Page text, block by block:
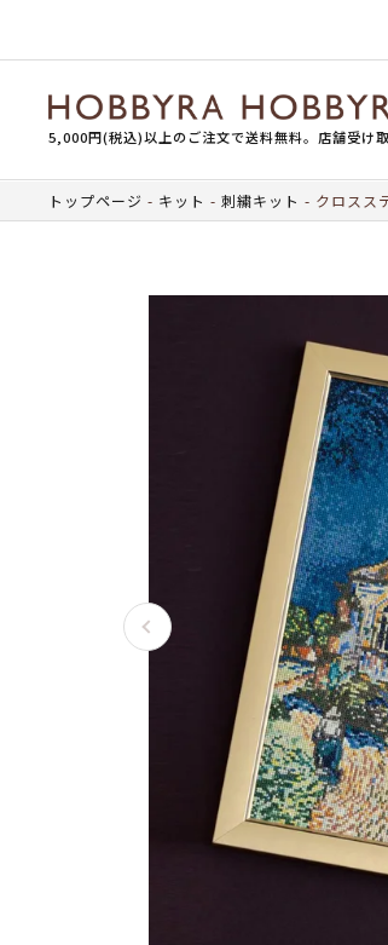
5,000円(税込)以上のご注文で送料無料。店舗受け
トップページ キット 刺繍キット クロスス